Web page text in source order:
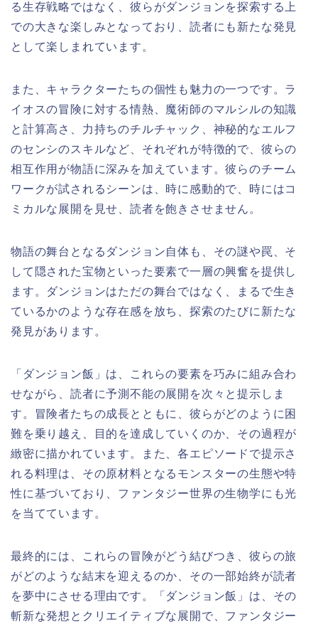
る生存戦略ではなく、彼らがダンジョンを探索する上
での大きな楽しみとなっており、読者にも新たな発見
として楽しまれています。
また、キャラクターたちの個性も魅力の一つです。ラ
イオスの冒険に対する情熱、魔術師のマルシルの知識
と計算高さ、力持ちのチルチャック、神秘的なエルフ
のセンシのスキルなど、それぞれが特徴的で、彼らの
相互作用が物語に深みを加えています。彼らのチーム
ワークが試されるシーンは、時に感動的で、時にはコ
ミカルな展開を見せ、読者を飽きさせません。
物語の舞台となるダンジョン自体も、その謎や罠、そ
して隠された宝物といった要素で一層の興奮を提供し
ます。ダンジョンはただの舞台ではなく、まるで生き
ているかのような存在感を放ち、探索のたびに新たな
発見があります。
「ダンジョン飯」は、これらの要素を巧みに組み合わ
せながら、読者に予測不能の展開を次々と提示しま
す。冒険者たちの成長とともに、彼らがどのように困
難を乗り越え、目的を達成していくのか、その過程が
緻密に描かれています。また、各エピソードで提示さ
れる料理は、その原材料となるモンスターの生態や特
性に基づいており、ファンタジー世界の生物学にも光
を当てています。
最終的には、これらの冒険がどう結びつき、彼らの旅
がどのような結末を迎えるのか、その一部始終が読者
を夢中にさせる理由です。「ダンジョン飯」は、その
斬新な発想とクリエイティブな展開で、ファンタジー